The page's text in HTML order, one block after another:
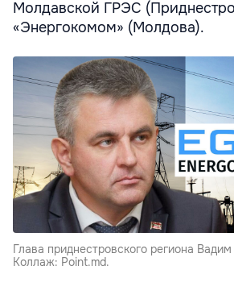
Молдавской ГРЭС
«Энергокомом» (Молдова).
Глава приднестровского региона
Коллаж: Point.md.